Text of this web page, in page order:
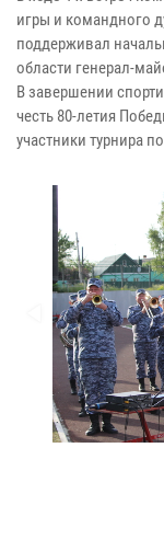
игры и командного
поддерживал
области генерал-
В завершении
честь 80-летия
участники турнира